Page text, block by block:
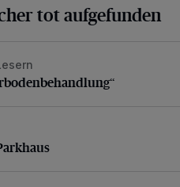
tot aufgefunden